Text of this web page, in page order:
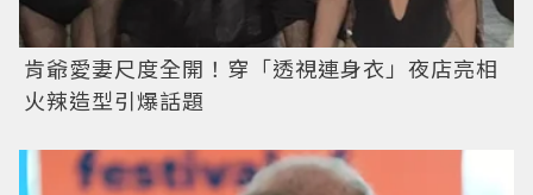
肯爺愛妻尺度全開！穿「透視連身衣」夜店亮相
火辣造型引爆話題